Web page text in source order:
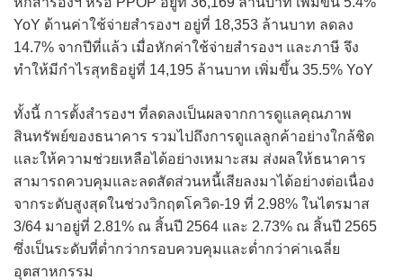
YoY ด้านค่าใช้จ่ายสำรองฯ อยู่ที่ 18,353 ล้านบาท ลดลง
14.7% จากปีที่แล้ว เมื่อหักค่าใช้จ่ายสำรองฯ และภาษี จึง
ทำให้มีกำไรสุทธิอยู่ที่ 14,195 ล้านบาท เพิ่มขึ้น 35.5% YoY
ทั้งนี้ การตั้งสำรองฯ ที่ลดลงเป็นผลจากการดูแลคุณภาพ
สินทรัพย์ของธนาคาร รวมไปถึงการดูแลลูกค้าอย่างใกล้ชิด
และให้ความช่วยเหลือได้อย่างเหมาะสม ส่งผลให้ธนาคาร
สามารถควบคุมและลดสัดส่วนหนี้เสียลงมาได้อย่างต่อเนื่อง
จากระดับสูงสุดในช่วงวิกฤตโควิด-19 ที่ 2.98% ในไตรมาส
3/64 มาอยู่ที่ 2.81% ณ สิ้นปี 2564 และ 2.73% ณ สิ้นปี 2565
ซึ่งเป็นระดับที่ต่ำกว่ากรอบควบคุมและต่ำกว่าค่าเฉลี่ย
อุตสาหกรรม